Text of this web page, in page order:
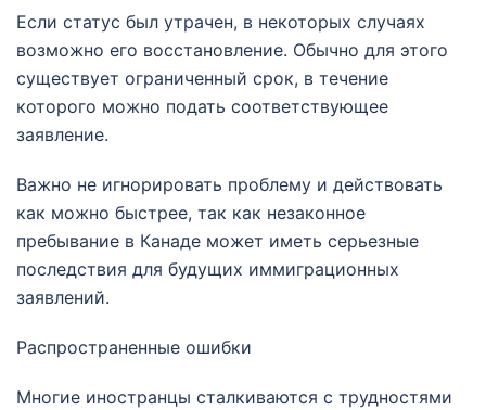
Если статус был утрачен, в некоторых случаях
возможно его восстановление. Обычно для этого
существует ограниченный срок, в течение
которого можно подать соответствующее
заявление.
Важно не игнорировать проблему и действовать
как можно быстрее, так как незаконное
пребывание в Канаде может иметь серьезные
последствия для будущих иммиграционных
заявлений.
Распространенные ошибки
Многие иностранцы сталкиваются с трудностями